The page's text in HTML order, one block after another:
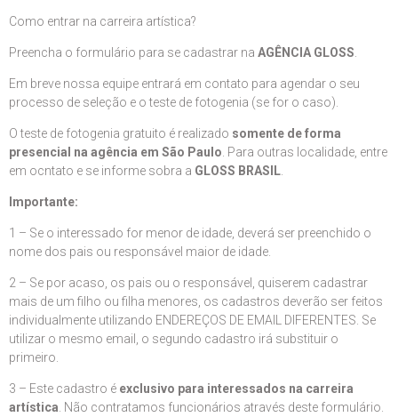
Como entrar na carreira artística?
Preencha o formulário para se cadastrar na AGÊNCIA GLOSS
Em breve nossa equipe entrará em contato para agendar o seu
processo de seleção e o teste de fotogenia (se for o caso).
O teste de fotogenia gratuito é realizado somente de forma
presencial na agência em São Paulo . Para outras localidade, entre
em ocntato e se informe sobra a GLOSS BRASIL
Importante:
1 – Se o interessado for menor de idade, deverá ser preenchido o
nome dos pais ou responsável maior de idade.
2 – Se por acaso, os pais ou o responsável, quiserem cadastrar
mais de um filho ou filha menores, os cadastros deverão ser feitos
individualmente utilizando ENDEREÇOS DE EMAIL DIFERENTES. Se
utilizar o mesmo email, o segundo cadastro irá substituir o
primeiro.
3 – Este cadastro é exclusivo para interessados na carreira
artística . Não contratamos funcionários através deste formulário.